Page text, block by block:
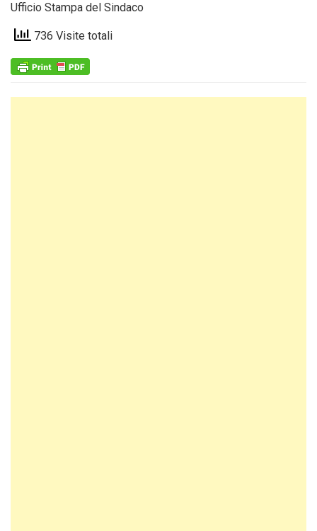
Ufficio Stampa del Sindaco
736 Visite totali